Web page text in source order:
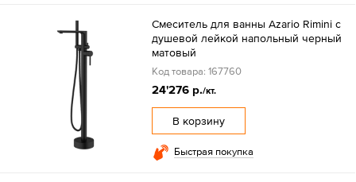
Смеситель для ванны Azario Rimini с
душевой лейкой напольный черный
матовый
Код товара: 167760
24'276 р./кт.
В корзину
Быстрая покупка